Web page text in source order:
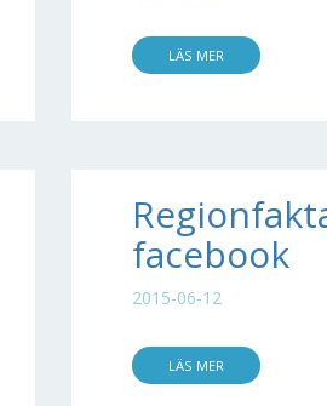
LÄS MER
facebook
2015-06-12
LÄS MER